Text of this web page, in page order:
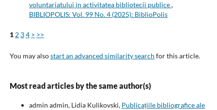
voluntariatului in activitatea bibliotecii publice,
BIBLIOPOLIS: Vol. 99 No. 4 (2025): BiblioPolis
1 2 34 > >>
You may alsostart an advanced similarity search for this article.
Most read articles by the same author(s)
admin admin, Lidia Kulikovski, Publicațiile bibliografice ale